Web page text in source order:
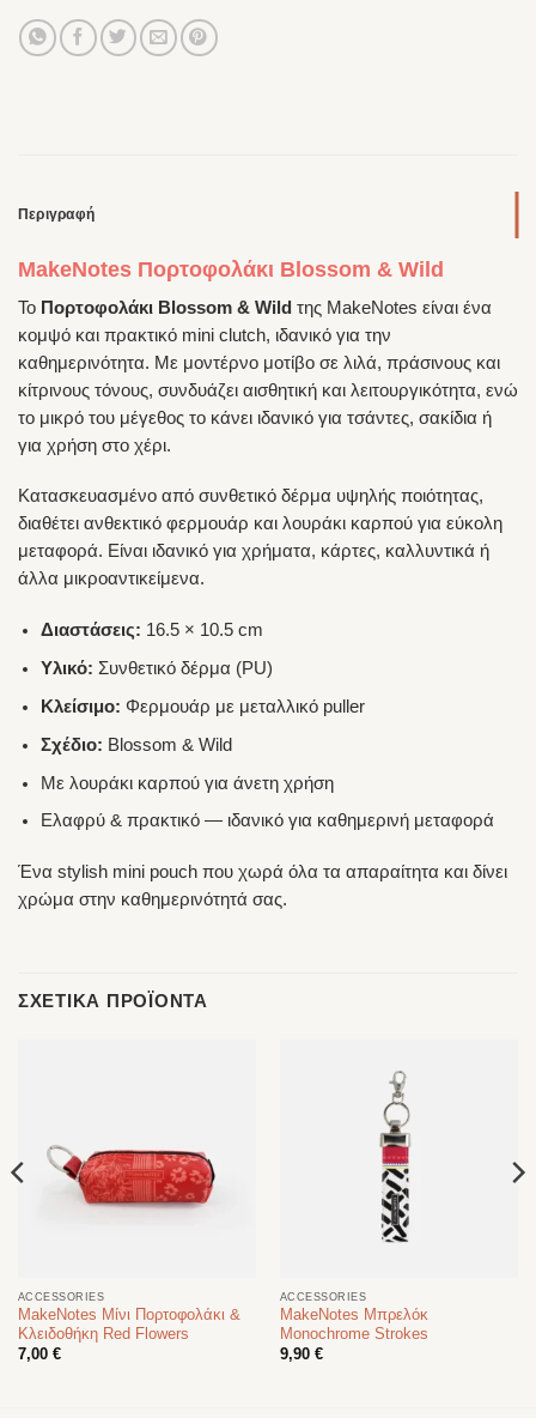
Περιγραφή
MakeNotes Πορτοφολάκι Blossom & Wild
Το Πορτοφολάκι Blossom & Wild της MakeNotes είναι ένα
κομψό και πρακτικό mini clutch, ιδανικό για την
καθημερινότητα. Με μοντέρνο μοτίβο σε λιλά, πράσινους και
κίτρινους τόνους, συνδυάζει αισθητική και λειτουργικότητα, ενώ
το μικρό του μέγεθος το κάνει ιδανικό για τσάντες, σακίδια ή
για χρήση στο χέρι.
Κατασκευασμένο από συνθετικό δέρμα υψηλής ποιότητας,
διαθέτει ανθεκτικό φερμουάρ και λουράκι καρπού για εύκολη
μεταφορά. Είναι ιδανικό για χρήματα, κάρτες, καλλυντικά ή
άλλα μικροαντικείμενα.
Διαστάσεις: 16.5 × 10.5 cm
Υλικό: Συνθετικό δέρμα (PU)
Κλείσιμο: Φερμουάρ με μεταλλικό puller
Σχέδιο: Blossom & Wild
Με λουράκι καρπού για άνετη χρήση
Ελαφρύ & πρακτικό — ιδανικό για καθημερινή μεταφορά
Ένα stylish mini pouch που χωρά όλα τα απαραίτητα και δίνει
χρώμα στην καθημερινότητά σας.
ΣΧΕΤΙΚΆ ΠΡΟΪΌΝΤΑ
ACCESSORIES
MakeNotes Μίνι Πορτοφολάκι &
Κλειδοθήκη Red Flowers
7,00 €
ACCESSORIES
MakeNotes Μπρελόκ
Monochrome Strokes
9,90 €